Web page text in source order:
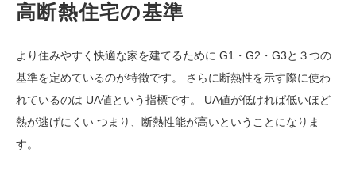
高断熱住宅の基準
より住みやすく快適な家を建てるために G1・G2・G3と３つの
基準を定めているのが特徴です。 さらに断熱性を示す際に使わ
れているのは UA値という指標です。 UA値が低ければ低いほど
熱が逃げにくい つまり、断熱性能が高いということになりま
す。